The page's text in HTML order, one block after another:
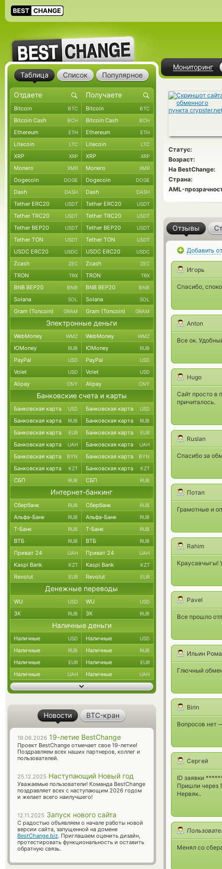
Мониторинг
Статус:
Возраст:
На BestChange:
Страна:
AML-
Отзывы
Добавить
Игорь
Спасибо,
Anton
Все ок.
Hugo
Сайт просто в
причиталось.
Ruslan
Спасибо за
Потап
Грамотные и
Rahim
Краусавчыгы!
Pavel
Все прошло
Ильин
Глючный
Birin
Вопросов нет
Сергей
ID заявки
Пришли через
Нервяк..
Менял со
Таблица Список Популярное
Bitcoin BTC Bitcoin BTC
Bitcoin Cash BCH Bitcoin Cash BCH
Ethereum ETH Ethereum ETH
Litecoin LTC Litecoin LTC
XRP XRP XRP XRP
Monero XMR Monero XMR
Dogecoin DOGE Dogecoin DOGE
Dash DASH Dash DASH
Tether ERC20 USDT Tether ERC20 USDT
Tether TRC20 USDT Tether TRC20 USDT
Tether BEP20 USDT Tether BEP20 USDT
Tether TON USDT Tether TON USDT
USDC ERC20 USDC USDC ERC20 USDC
Zcash ZEC Zcash ZEC
TRON TRX TRON TRX
BNB BEP20 BNB BNB BEP20 BNB
Solana SOL Solana SOL
Gram (Toncoin) GRAM Gram (Toncoin) GRAM
Электронные деньги
WebMoney WMZ WebMoney WMZ
ЮMoney RUB ЮMoney RUB
PayPal USD PayPal USD
Volet USD Volet USD
Alipay CNY Alipay CNY
Банковские счета и карты
Банковская карта USD Банковская карта USD
Банковская карта RUB Банковская карта RUB
Банковская карта EUR Банковская карта EUR
Банковская карта UAH Банковская карта UAH
Банковская карта BYN Банковская карта BYN
Банковская карта KZT Банковская карта KZT
СБП RUB СБП RUB
Интернет-банкинг
Сбербанк RUB Сбербанк RUB
Альфа-Банк RUB Альфа-Банк RUB
Т-Банк RUB Т-Банк RUB
ВТБ RUB ВТБ RUB
Приват 24 UAH Приват 24 UAH
Kaspi Bank KZT Kaspi Bank KZT
Revolut EUR Revolut EUR
Денежные переводы
WU USD WU USD
ЗК RUB ЗК RUB
Наличные деньги
Наличные USD Наличные USD
Наличные RUB Наличные RUB
Наличные EUR Наличные EUR
Наличные UAH Наличные UAH
Новости BTC-кран
19.06.2026 19-летие BestChange
Проект BestChange отмечает свое 19-летие!
Поздравляем всех наших партнеров, коллег и
пользователей.
25.12.2025 Наступающий Новый год
Уважаемые пользователи! Команда BestChange
поздравляет всех с наступающим 2026 годом
и желает всего наилучшего!
12.11.2025 Запуск нового сайта
С радостью объявляем о начале работы новой
версии сайта, запущенной на домене
BestChange.biz. Приглашаем оценить дизайн,
протестировать функциональность и оставить
обратную связь.